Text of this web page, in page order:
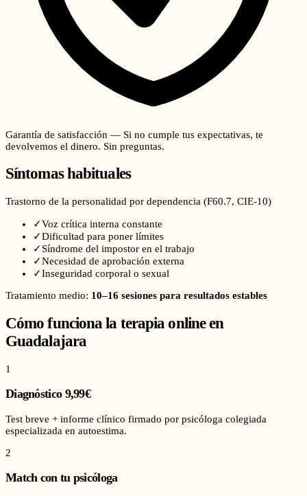
Garantía de satisfacción — Si no cumple tus expectativas, te
devolvemos el dinero. Sin preguntas.
Síntomas habituales
Trastorno de la personalidad por dependencia (F60.7, CIE-10)
✓Voz crítica interna constante
✓Dificultad para poner límites
✓ Síndrome del impostor en el trabajo
✓Necesidad de aprobación externa
✓Inseguridad corporal o sexual
Tratamiento medio: 10–16 sesiones para resultados estables
Cómo funciona la terapia online en
Guadalajara
1
Diagnóstico 9,99€
Test breve + informe clínico firmado por psicóloga colegiada
especializada en autoestima.
2
Match con tu psicóloga